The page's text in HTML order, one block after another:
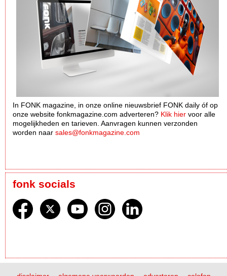
In FONK magazine, in onze online nieuwsbrief FONK daily óf op
onze website fonkmagazine.com adverteren? Klik hier voor alle
mogelijkheden en tarieven. Aanvragen kunnen verzonden
worden naar sales@fonkmagazine.com
fonk socials